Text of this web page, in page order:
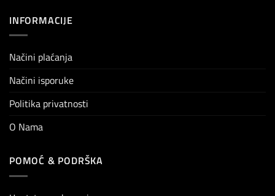
INFORMACIJE
Načini plaćanja
Načini isporuke
Politika privatnosti
O Nama
POMOĆ & PODRŠKA